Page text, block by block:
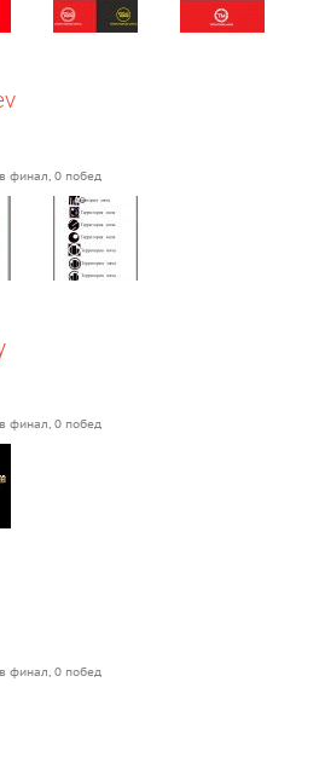
финал, 0 побед
финал, 0 побед
финал, 0 побед